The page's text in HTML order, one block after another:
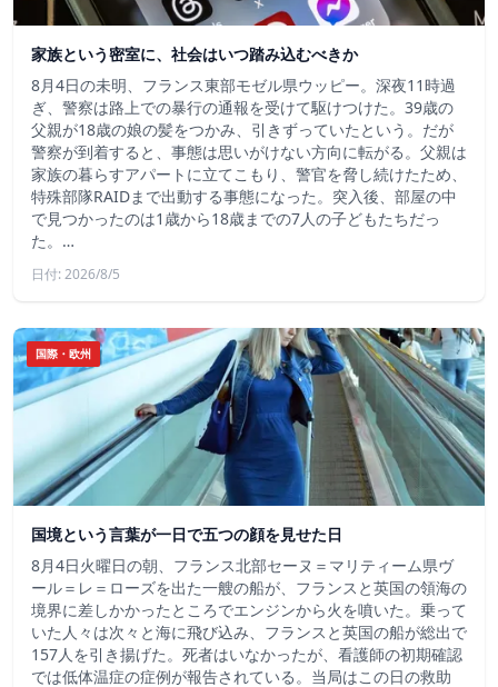
家族という密室に、社会はいつ踏み込むべきか
8月4日の未明、フランス東部モゼル県ウッピー。深夜11時過
ぎ、警察は路上での暴行の通報を受けて駆けつけた。39歳の
父親が18歳の娘の髪をつかみ、引きずっていたという。だが
警察が到着すると、事態は思いがけない方向に転がる。父親は
家族の暮らすアパートに立てこもり、警官を脅し続けたため、
特殊部隊RAIDまで出動する事態になった。突入後、部屋の中
で見つかったのは1歳から18歳までの7人の子どもたちだっ
た。…
日付: 2026/8/5
国際・欧州
国境という言葉が一日で五つの顔を見せた日
8月4日火曜日の朝、フランス北部セーヌ＝マリティーム県ヴ
ール＝レ＝ローズを出た一艘の船が、フランスと英国の領海の
境界に差しかかったところでエンジンから火を噴いた。乗って
いた人々は次々と海に飛び込み、フランスと英国の船が総出で
157人を引き揚げた。死者はいなかったが、看護師の初期確認
では低体温症の症例が報告されている。当局はこの日の救助